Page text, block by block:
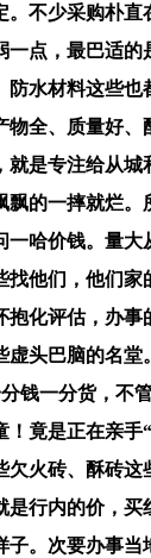
。不少采购
点，最巴适
水材料这些
全、质量好
是专注给从
飘的一摔就
哈价钱。量
他们，他们
化评估，办
头巴脑的名
分货，不管
竟是正在亲
火砖、酥砖
行内的价，
。次要办事